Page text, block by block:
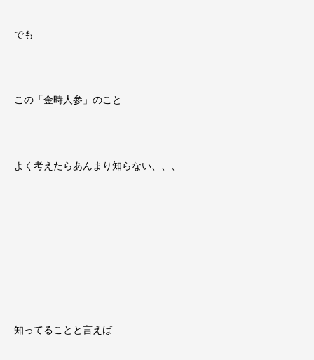
でも
この「金時人参」のこと
よく考えたらあんまり知らない、、、
知ってることと言えば